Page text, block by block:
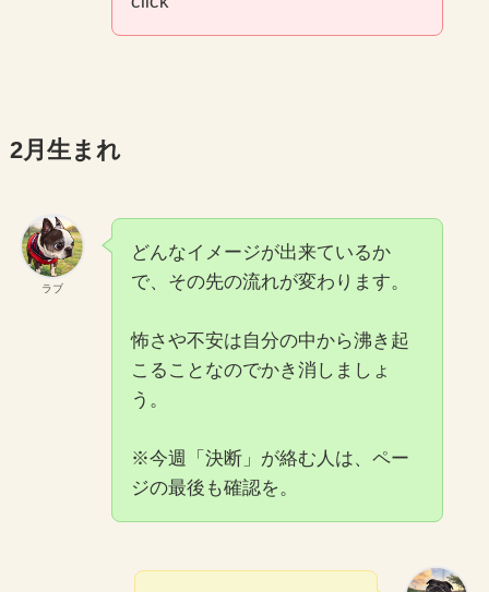
2月生まれ
ラブ
どんなイメージが出来ているか
で、その先の流れが変わります。
怖さや不安は自分の中から沸き起
こることなのでかき消しましょ
う。
※今週「決断」が絡む人は、ペー
ジの最後も確認を。